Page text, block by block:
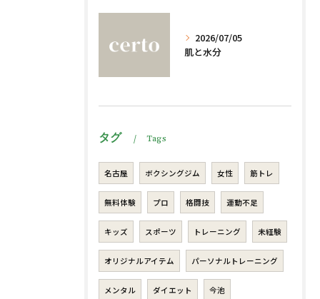
2026/07/05
肌と水分
タグ Tags
名古屋 ボクシングジム 女性 筋トレ
無料体験 プロ 格闘技 運動不足
キッズ スポーツ トレーニング 未経験
オリジナルアイテム パーソナルトレーニング
メンタル ダイエット 今池